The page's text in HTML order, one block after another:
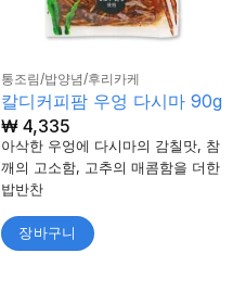
통조림/밥양념/후리카케
칼디커피팜 우엉 다시마 90g
₩4,335
아삭한 우엉에 다시마의 감칠맛, 참
깨의 고소함, 고추의 매콤함을 더한
밥반찬
장바구니